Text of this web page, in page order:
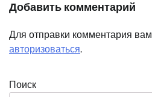
Добавить комментарий
Для отправки комментария
авторизоваться.
Поиск